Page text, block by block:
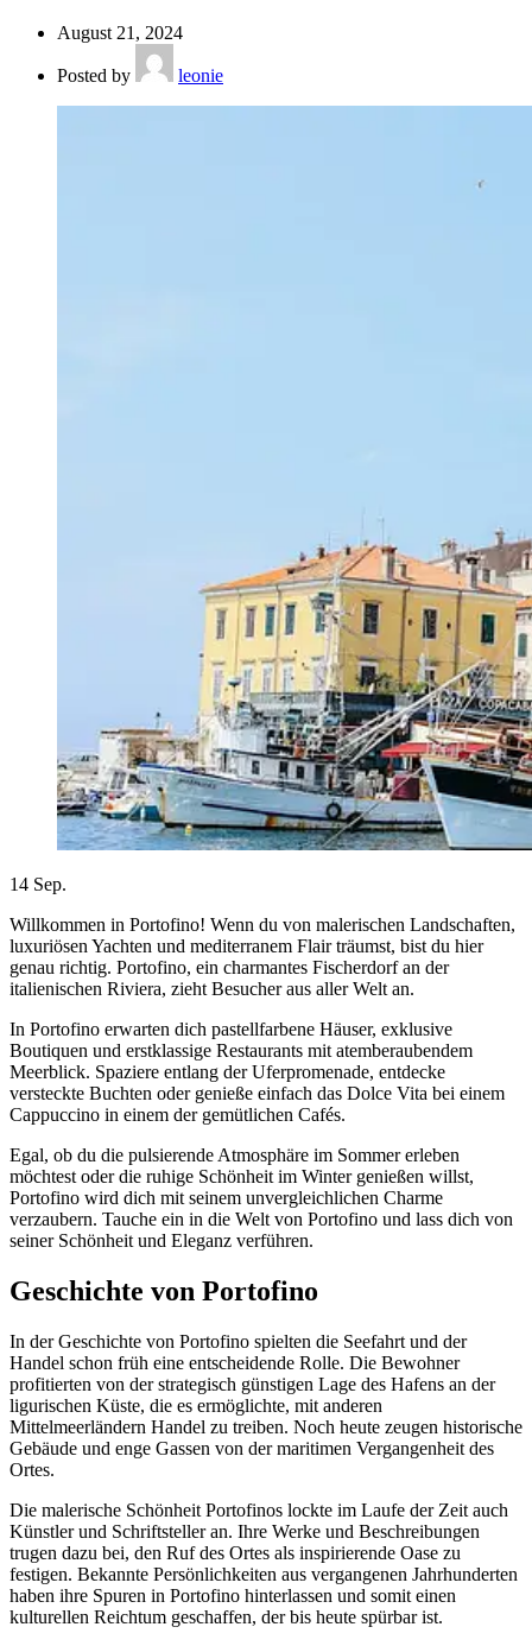
August 21, 2024
Posted by leonie
14 Sep.
Willkommen in Portofino! Wenn du von malerischen Landschaften,
luxuriösen Yachten und mediterranem Flair träumst, bist du hier
genau richtig. Portofino, ein charmantes Fischerdorf an der
italienischen Riviera, zieht Besucher aus aller Welt an.
In Portofino erwarten dich pastellfarbene Häuser, exklusive
Boutiquen und erstklassige Restaurants mit atemberaubendem
Meerblick. Spaziere entlang der Uferpromenade, entdecke
versteckte Buchten oder genieße einfach das Dolce Vita bei einem
Cappuccino in einem der gemütlichen Cafés.
Egal, ob du die pulsierende Atmosphäre im Sommer erleben
möchtest oder die ruhige Schönheit im Winter genießen willst,
Portofino wird dich mit seinem unvergleichlichen Charme
verzaubern. Tauche ein in die Welt von Portofino und lass dich von
seiner Schönheit und Eleganz verführen.
Geschichte von Portofino
In der Geschichte von Portofino spielten die Seefahrt und der
Handel schon früh eine entscheidende Rolle. Die Bewohner
profitierten von der strategisch günstigen Lage des Hafens an der
ligurischen Küste, die es ermöglichte, mit anderen
Mittelmeerländern Handel zu treiben. Noch heute zeugen historische
Gebäude und enge Gassen von der maritimen Vergangenheit des
Ortes.
Die malerische Schönheit Portofinos lockte im Laufe der Zeit auch
Künstler und Schriftsteller an. Ihre Werke und Beschreibungen
trugen dazu bei, den Ruf des Ortes als inspirierende Oase zu
festigen. Bekannte Persönlichkeiten aus vergangenen Jahrhunderten
haben ihre Spuren in Portofino hinterlassen und somit einen
kulturellen Reichtum geschaffen, der bis heute spürbar ist.